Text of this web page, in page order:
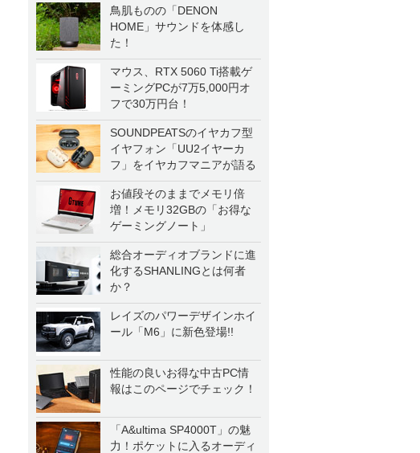
鳥肌ものの「DENON
HOME」サウンドを体感し
た！
マウス、RTX 5060 Ti搭載ゲ
ーミングPCが7万5,000円オ
フで30万円台！
SOUNDPEATSのイヤカフ型
イヤフォン「UU2イヤーカ
フ」をイヤカフマニアが語る
お値段そのままでメモリ倍
増！メモリ32GBの「お得な
ゲーミングノート」
総合オーディオブランドに進
化するSHANLINGとは何者
か？
レイズのパワーデザインホイ
ール「M6」に新色登場!!
性能の良いお得な中古PC情
報はこのページでチェック！
「A&ultima SP4000T」の魅
力！ポケットに入るオーディ